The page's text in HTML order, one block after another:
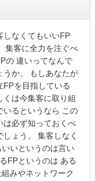
しなくてもいいFP
集客に全力を注ぐべ
の 違いってなんで
うか。 もしあなたが
FPを目指している
くは今集客に取り組
いるというなら この
は必ず知っておくべ
しょう。 集客しなく
いというのは言い
FPというのは ある
みやネットワーク